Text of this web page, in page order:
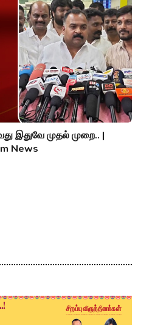
இதுவே முதல் முறை.. |
News